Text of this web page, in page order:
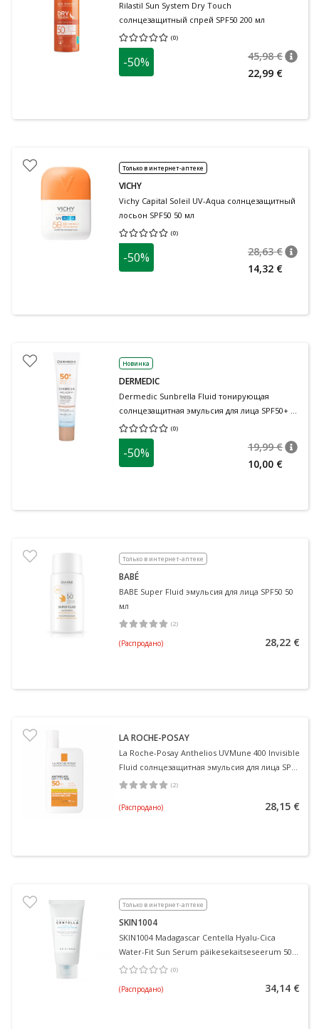
Rilastil Sun System Dry Touch
солнцезащитный спрей SPF50 200 мл
(0)
Средняя оценка 0.00
-50% 45,98 €
22,99 €
Только в интернет-аптеке
VICHY
Vichy Capital Soleil UV-Aqua солнцезащитный
лосьон SPF50 50 мл
(0)
Средняя оценка 0.00
-50% 28,63 €
14,32 €
Новинка
DERMEDIC
Dermedic Sunbrella Fluid тонирующая
солнцезащитная эмульсия для лица SPF50+ 40
мл
(0)
Средняя оценка 0.00
-50% 19,99 €
10,00 €
Только в интернет-аптеке
BABÉ
BABE Super Fluid эмульсия для лица SPF50 50
мл
(2)
Средняя оценка 5.00
(Распродано) 28,22 €
LA ROCHE-POSAY
La Roche-Posay Anthelios UVMune 400 Invisible
Fluid солнцезащитная эмульсия для лица SPF
50, 50 мл 50 мл
(2)
Средняя оценка 5.00
(Распродано) 28,15 €
Только в интернет-аптеке
SKIN1004
SKIN1004 Madagascar Centella Hyalu-Cica
Water-Fit Sun Serum päikesekaitseseerum 50
мл
(0)
Средняя оценка 0.00
(Распродано) 34,14 €